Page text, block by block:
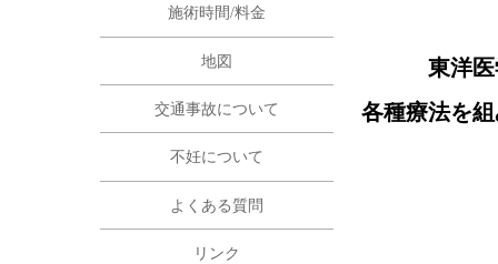
東洋
各種療法を
施術時間/料金
地図
交通事故について
不妊について
よくある質問
リンク